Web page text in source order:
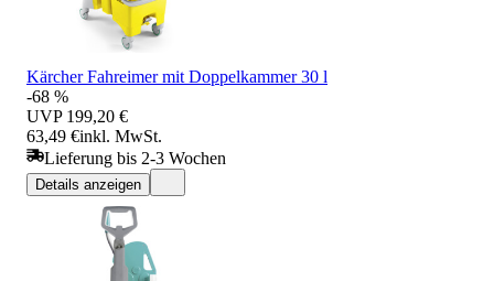
Kärcher Fahreimer mit Doppelkammer 30 l
-68 %
UVP 199,20 €
63,49 €inkl. MwSt.
Lieferung bis 2-3 Wochen
Details anzeigen